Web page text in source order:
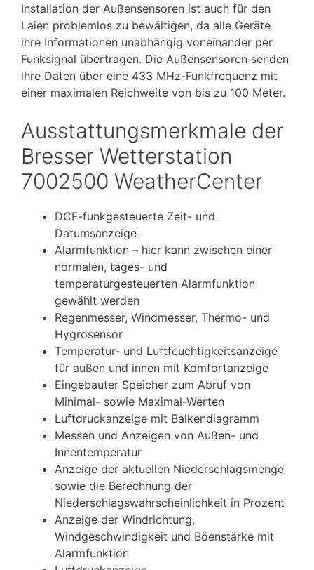
Installation der Außensensoren ist auch für den
Laien problemlos zu bewältigen, da alle Geräte
ihre Informationen unabhängig voneinander per
Funksignal übertragen. Die Außensensoren senden
ihre Daten über eine 433 MHz-Funkfrequenz mit
einer maximalen Reichweite von bis zu 100 Meter.
Ausstattungsmerkmale der
Bresser Wetterstation
7002500 WeatherCenter
DCF-funkgesteuerte Zeit- und
Datumsanzeige
Alarmfunktion – hier kann zwischen einer
normalen, tages- und
temperaturgesteuerten Alarmfunktion
gewählt werden
Regenmesser, Windmesser, Thermo- und
Hygrosensor
Temperatur- und Luftfeuchtigkeitsanzeige
für außen und innen mit Komfortanzeige
Eingebauter Speicher zum Abruf von
Minimal- sowie Maximal-Werten
Luftdruckanzeige mit Balkendiagramm
Messen und Anzeigen von Außen- und
Innentemperatur
Anzeige der aktuellen Niederschlagsmenge
sowie die Berechnung der
Niederschlagswahrscheinlichkeit in Prozent
Anzeige der Windrichtung,
Windgeschwindigkeit und Böenstärke mit
Alarmfunktion